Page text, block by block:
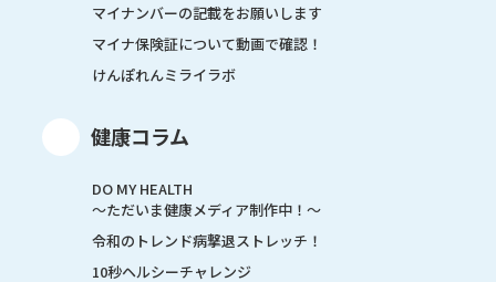
マイナンバーの記載をお願いします
マイナ保険証について動画で確認！
けんぽれんミライラボ
健康コラム
DO MY HEALTH
～ただいま健康メディア制作中！～
令和のトレンド病撃退ストレッチ！
10秒ヘルシーチャレンジ